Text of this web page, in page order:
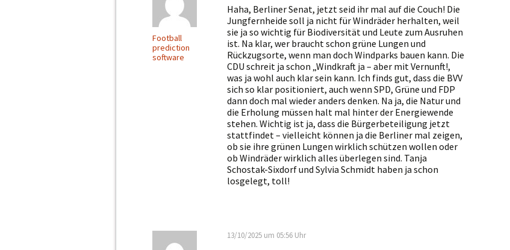
Football
prediction
software
Haha, Berliner Senat, jetzt seid ihr mal auf die Couch! Die
Jungfernheide soll ja nicht für Windräder herhalten, weil
sie ja so wichtig für Biodiversität und Leute zum Ausruhen
ist. Na klar, wer braucht schon grüne Lungen und
Rückzugsorte, wenn man doch Windparks bauen kann. Die
CDU schreit ja schon „Windkraft ja – aber mit Vernunft!,
was ja wohl auch klar sein kann. Ich finds gut, dass die BVV
sich so klar positioniert, auch wenn SPD, Grüne und FDP
dann doch mal wieder anders denken. Na ja, die Natur und
die Erholung müssen halt mal hinter der Energiewende
stehen. Wichtig ist ja, dass die Bürgerbeteiligung jetzt
stattfindet – vielleicht können ja die Berliner mal zeigen,
ob sie ihre grünen Lungen wirklich schützen wollen oder
ob Windräder wirklich alles überlegen sind. Tanja
Schostak-Sixdorf und Sylvia Schmidt haben ja schon
losgelegt, toll!
13/10/2025 um 05:56 Uhr